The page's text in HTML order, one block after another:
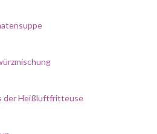
der Heißluftfritteuse